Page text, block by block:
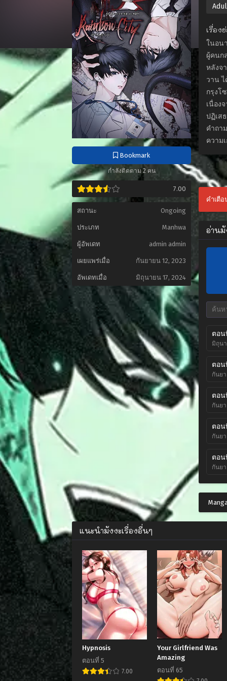
Bookmark
กำลังติดตาม 2 คน
7.00
สถานะ Ongoing
ประเภท Manhwa
ผู้อัพเดท admin admin
เผยแพร่เมื่อ กันยายน 12, 2023
อัพเดทเมื่อ มิถุนายน 17, 2024
เรื่อง
ในอน
ผู้คนก
หลังจ
วาน
กรุงโ
เนื่อง
ปฏิเส
คำถา
ความ
คำเตือ
อ่านมั
ตอน
มิถุนา
ตอน
กันยา
ตอน
กันยา
ตอน
กันยา
ตอน
กันยา
แนะนำมังงะเรื่องอื่นๆ
Hypnosis
ตอนที่ 5
7.00
Your Girlfriend Was
Amazing
ตอนที่ 65